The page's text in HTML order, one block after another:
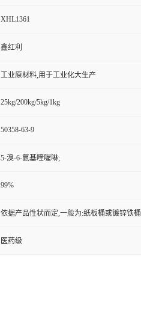
XHL1361
鑫红利
工业原材料,用于工业化大生产
25kg/200kg/5kg/1kg
50358-63-9
5-溴-6-氨基喹喔啉;
99%
依据产品性状而定,一般为:纸板桶或镀锌铁桶
医药级